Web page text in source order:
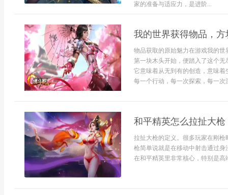
家的准备与适应力，是进阶...
我的世界获得物品，
物品获取的原始魅力在游戏我的
第一块木头开始，便踏入了这个
它意味着从无到有的创造，意味
每一个行动，每一次探索，每一
和平精英怎么拉扯大
拉扯大枪的定义。很多玩家在刚
枪简单说就是在移动中射击通过
在和平精英里非常核心，特别是